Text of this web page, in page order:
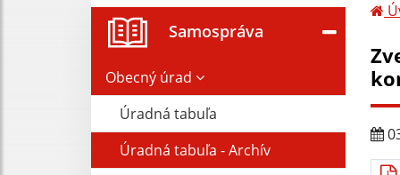
Samospráva
Obecný úrad
Úradná tabuľa
Úradná tabuľa - Archív